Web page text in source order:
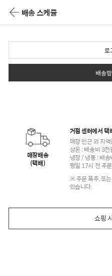
배송 스케쥴
로
배송
매장배송
(택배)
거점 센터에서 택
매장 인근 외 지
상온 : 배송비 3
냉장 / 냉동 : 배
평일 17시 전 주
※ 주문 폭주, 또
있습니다.
쇼핑